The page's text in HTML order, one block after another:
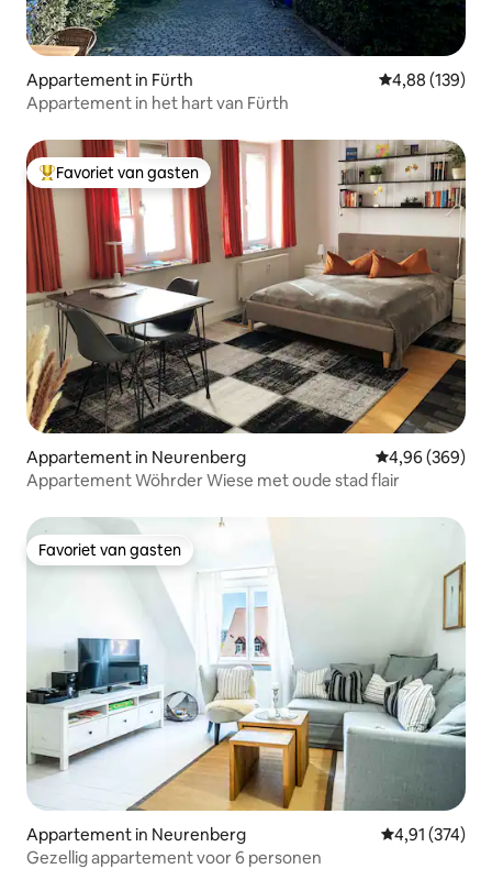
Appartement in Fürth Gemiddelde
4,88 (139)
Appartement in het hart van Fürth
Topfavoriet van gasten
Favoriet van gasten
Appartement in Neurenberg Gemiddelde
4,96 (369)
Appartement Wöhrder Wiese met oude stad flair
Favoriet van gasten
Favoriet van gasten
Appartement in Neurenberg Gemiddelde
4,91 (374)
Gezellig appartement voor 6 personen